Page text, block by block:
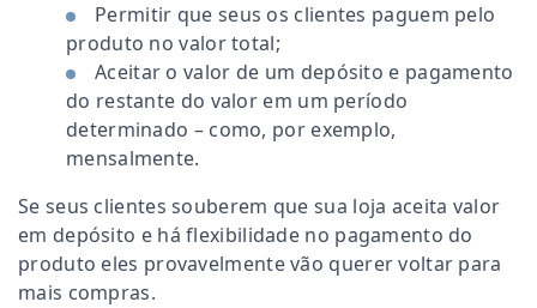
Permitir que seus os clientes paguem pelo
produto no valor total;
Aceitar o valor de um depósito e pagamento
do restante do valor em um período
determinado – como, por exemplo,
mensalmente.
Se seus clientes souberem que sua loja aceita valor
em depósito e há flexibilidade no pagamento do
produto eles provavelmente vão querer voltar para
mais compras.